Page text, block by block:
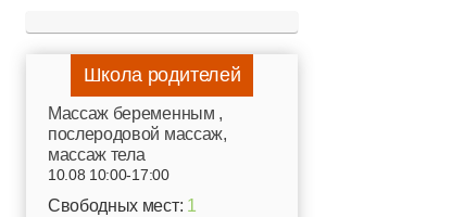
Школа родителей
Mассаж беременным ,
послеродовой массаж,
массаж тела
10.08 10:00-17:00
Свободных мест: 1